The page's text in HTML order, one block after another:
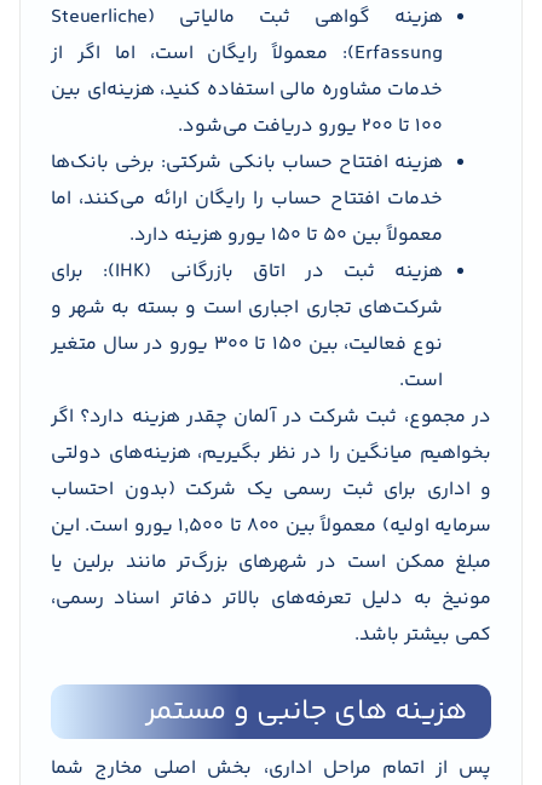
هزینه گواهی ثبت مالیاتی (Steuerliche
Erfassung): معمولاً رایگان است، اما اگر از
خدمات مشاوره مالی استفاده کنید، هزینه‌ای بین
۱۰۰ تا ۲۰۰ یورو دریافت می‌شود.
هزینه افتتاح حساب بانکی شرکتی: برخی بانک‌ها
خدمات افتتاح حساب را رایگان ارائه می‌کنند، اما
معمولاً بین ۵۰ تا ۱۵۰ یورو هزینه دارد.
هزینه ثبت در اتاق بازرگانی (IHK): برای
شرکت‌های تجاری اجباری است و بسته به شهر و
نوع فعالیت، بین ۱۵۰ تا ۳۰۰ یورو در سال متغیر
است.
در مجموع، ثبت شرکت در آلمان چقدر هزینه دارد؟ اگر
بخواهیم میانگین را در نظر بگیریم، هزینه‌های دولتی
و اداری برای ثبت رسمی یک شرکت (بدون احتساب
سرمایه اولیه) معمولاً بین ۸۰۰ تا ۱٬۵۰۰ یورو است. این
مبلغ ممکن است در شهرهای بزرگ‌تر مانند برلین یا
مونیخ به دلیل تعرفه‌های بالاتر دفاتر اسناد رسمی،
کمی بیشتر باشد.
هزینه های جانبی و مستمر
پس از اتمام مراحل اداری، بخش اصلی مخارج شما